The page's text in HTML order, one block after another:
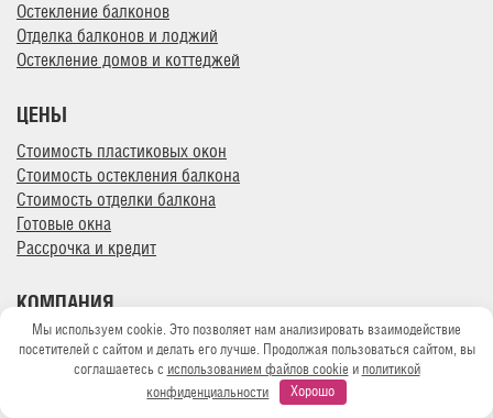
Остекление балконов
Отделка балконов и лоджий
Остекление домов и коттеджей
ЦЕНЫ
Стоимость пластиковых окон
Стоимость остекления балкона
Стоимость отделки балкона
Готовые окна
Рассрочка и кредит
КОМПАНИЯ
Сертификаты
Фотогалерея
Полезная информация
Мы используем cookie. Это позволяет нам анализировать взаимодействие
посетителей с сайтом и делать его лучше. Продолжая пользоваться сайтом, вы
соглашаетесь с использованием файлов cookie и политикой
конфиденциальности
Хорошо